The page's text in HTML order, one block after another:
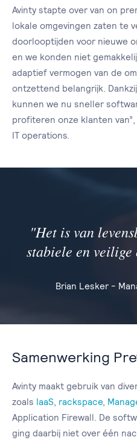
Avinty stapte over van on
lokale omgevingen zaten te
doorlooptijden voor nieuwe
en we konden niet
adaptief vermogen van de
ontzettend belangrijk.
kunnen we nu sneller
profiteren onze klanten
IT operations.
"Het is van
stabiele en veilige
Brian Lesker -
Samenwerking
Avinty maakt gebruik van
zoals IaaS, rackspace,
Application Firewall. De
ging daarbij niet over één